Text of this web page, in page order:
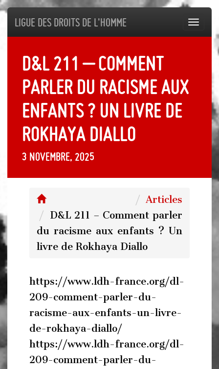
Ligue des droits de l'Homme
D&L 211 – Comment
parler du racisme aux
enfants ? Un livre de
Rokhaya Diallo
3 novembre, 2025
Articles
D&L 211 – Comment parler
du racisme aux enfants ? Un
livre de Rokhaya Diallo
https://www.ldh-france.org/dl-
209-comment-parler-du-
racisme-aux-enfants-un-livre-
de-rokhaya-diallo/
https://www.ldh-france.org/dl-
209-comment-parler-du-